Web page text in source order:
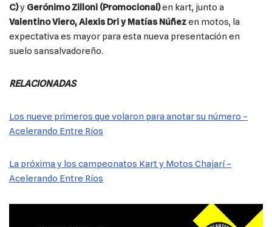
C)y Gerónimo Zilloni (Promocional)en kart, junto a
Valentino Viero, Alexis Dri y Matías Núñezen motos, la
expectativa es mayor para esta nueva presentación en
suelo sansalvadoreño.
RELACIONADAS
Los nueve primeros que volaron para anotar su número –
Acelerando Entre Ríos
La próxima y los campeonatos Kart y Motos Chajarí –
Acelerando Entre Ríos